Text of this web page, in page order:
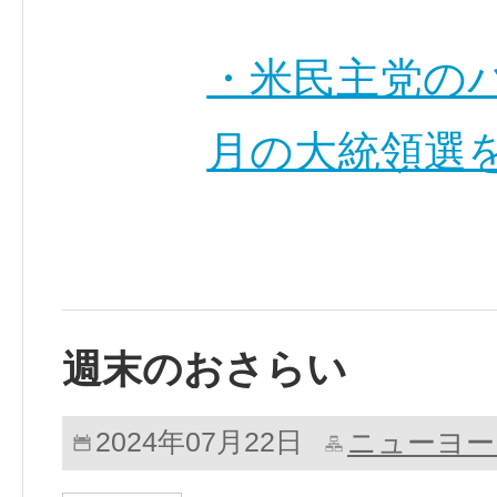
・米民主党の
月の大統領
週末のおさらい
2024年07月22日 ニューヨ